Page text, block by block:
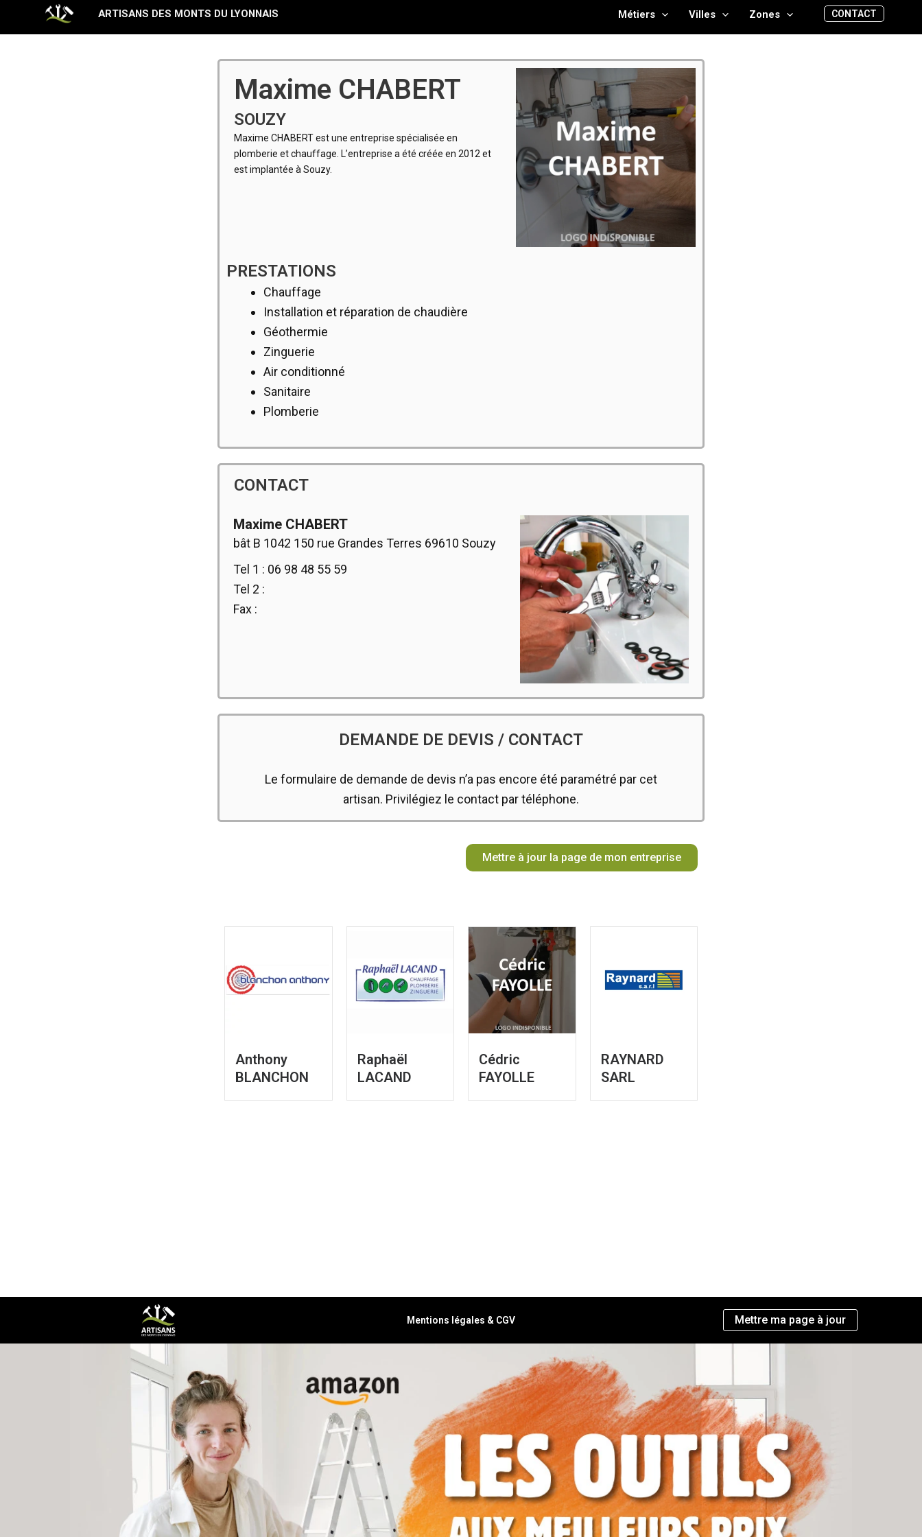
ARTISANS DES MONTS DU LYONNAIS Métiers Villes Zones CONTACT
Maxime CHABERT
SOUZY
Maxime CHABERT est une entreprise spécialisée en
plomberie et chauffage. L’entreprise a été créée en 2012 et
est implantée à Souzy.
PRESTATIONS
Chauffage
Installation et réparation de chaudière
Géothermie
Zinguerie
Air conditionné
Sanitaire
Plomberie
CONTACT
Maxime CHABERT
bât B 1042 150 rue Grandes Terres 69610 Souzy
Tel 1 : 06 98 48 55 59
Tel 2 :
Fax :
DEMANDE DE DEVIS / CONTACT
Le formulaire de demande de devis n’a pas encore été paramétré par cet
artisan. Privilégiez le contact par téléphone.
Mettre à jour la page de mon entreprise
Anthony
BLANCHON
Raphaël
LACAND
Cédric
FAYOLLE
RAYNARD
SARL
Mentions légales & CGV Mettre ma page à jour